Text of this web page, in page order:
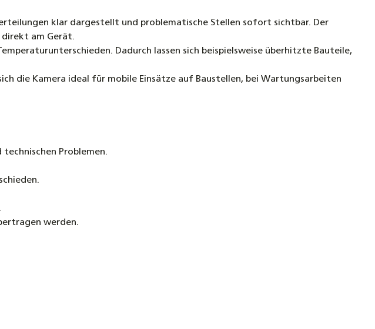
klar dargestellt und problematische Stellen sofort sichtbar. Der
am Gerät.
Dadurch lassen sich beispielsweise überhitzte Bauteile,
die Kamera ideal für mobile Einsätze auf Baustellen, bei Wartungsarbeiten
Problemen.
werden.